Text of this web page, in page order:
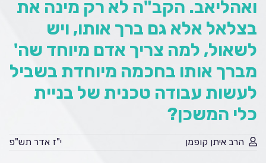
ואהליאב. הקב"ה לא רק מינה את
בצלאל אלא גם ברך אותו, ויש
לשאול, למה צריך אדם מיוחד שה'
מברך אותו בחכמה מיוחדת בשביל
לעשות עבודה טכנית של בניית
כלי המשכן?
הרב איתן קופמן י"ז אדר תש"פ